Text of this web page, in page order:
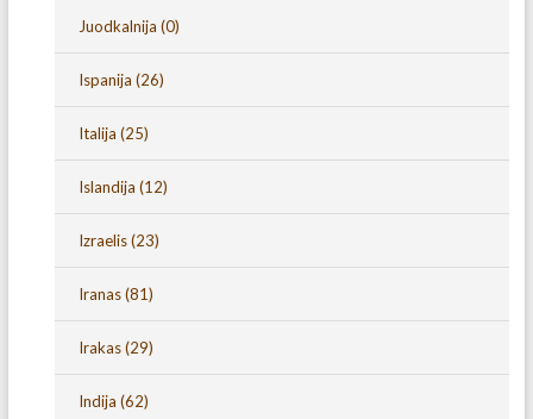
Juodkalnija (0)
Ispanija (26)
Italija (25)
Islandija (12)
Izraelis(23)
Iranas(81)
Irakas(29)
Indija (62)